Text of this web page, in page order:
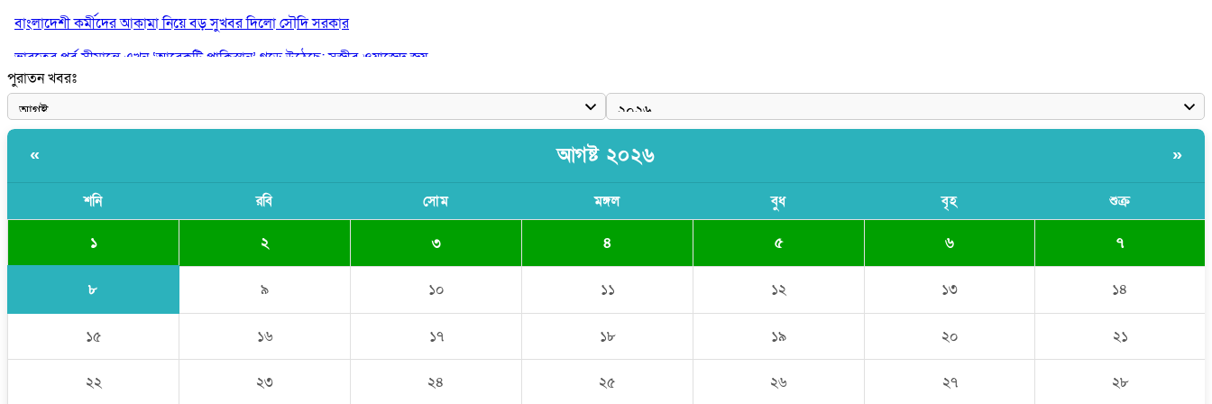
বাংলাদেশী কর্মীদের আকামা নিয়ে বড় সুখবর দিলো সৌদি সরকার
ভারতের পূর্ব সীমান্তে এখন ‘আরেকটি পাকিস্তান’ গড়ে উঠেছে: সজীব ওয়াজেদ জয়
সাকিব আল হাসানের বাড়িতে আগুন, পেট্রলবোমা বিস্ফোরণ
পুরাতন খবরঃ
« আগষ্ট ২০২৬ »
শনি রবি সোম মঙ্গল বুধ বৃহ শুক্র
১ ২ ৩ ৪ ৫ ৬ ৭
৮ ৯ ১০ ১১ ১২ ১৩ ১৪
১৫ ১৬ ১৭ ১৮ ১৯ ২০ ২১
২২ ২৩ ২৪ ২৫ ২৬ ২৭ ২৮